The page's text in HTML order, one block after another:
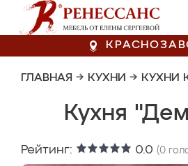
ГЛАВНАЯ → КУХНИ → КУХНИ
Кухня
Рейтинг: 0.0 (0